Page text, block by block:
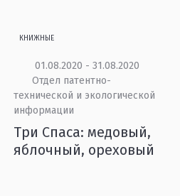
КНИЖНЫЕ
01.08.2020 - 31.08.2020
Отдел патентно-
технической и экологической
информации
Три Спаса: медовый,
яблочный, ореховый